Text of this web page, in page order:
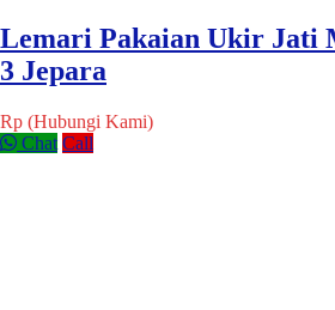
Lemari Pakaian Ukir Jati
3 Jepara
Rp (Hubungi Kami)
Chat Call